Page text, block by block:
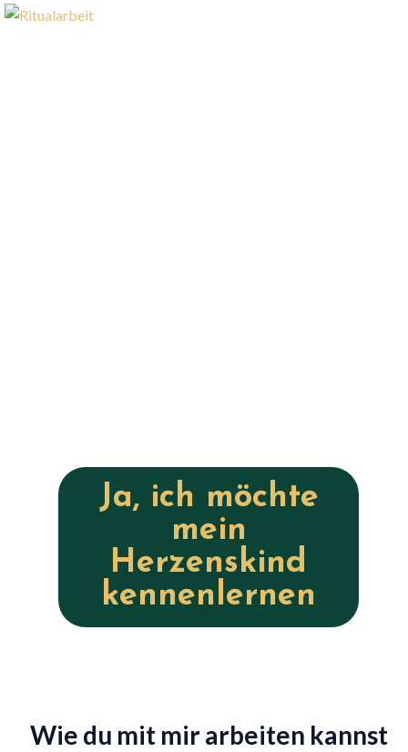
Ja, ich möchte
mein
Herzenskind
kennenlernen
Wie du mit mir arbeiten kannst